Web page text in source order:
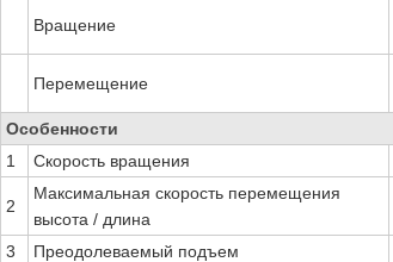
Вращение
Перемещение
Особенности
1
Скорость вращения
2
Максимальная скорость перемещения
высота / длина
3 Преодолеваемый подъем